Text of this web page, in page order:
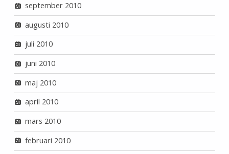
september 2010
augusti 2010
juli 2010
juni 2010
maj 2010
april 2010
mars 2010
februari 2010